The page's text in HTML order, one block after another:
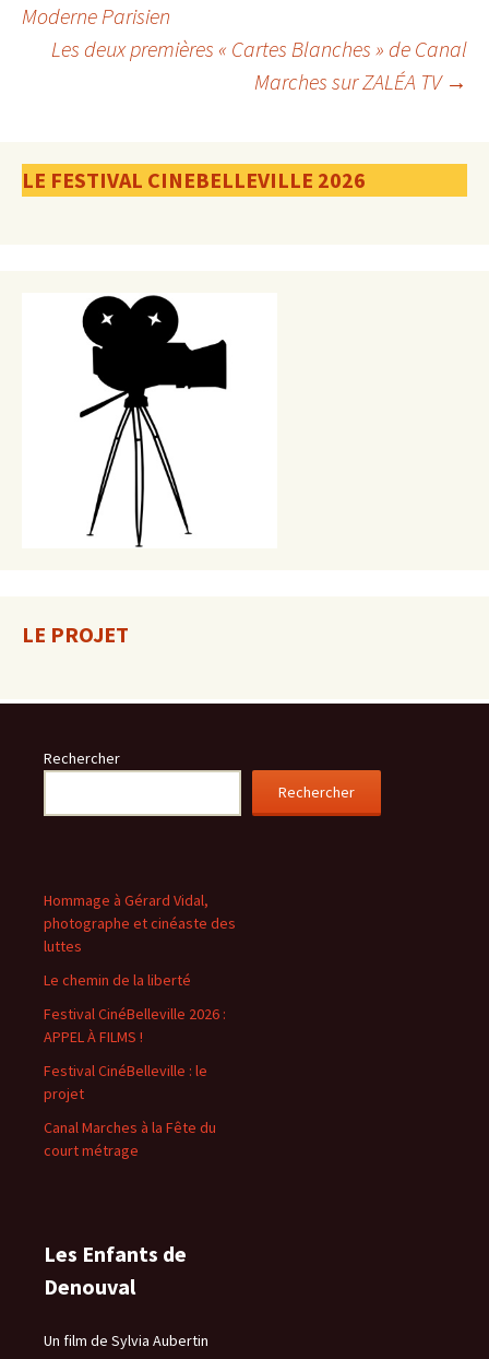
des
Moderne Parisien
Les deux premières « Cartes Blanches » de Canal
Marches sur ZALÉA TV →
LE FESTIVAL CINEBELLEVILLE 2026
LE PROJET
Rechercher
Rechercher
Hommage à Gérard Vidal,
photographe et cinéaste des
luttes
Le chemin de la liberté
Festival CinéBelleville 2026 :
APPEL À FILMS !
Festival CinéBelleville : le
projet
Canal Marches à la Fête du
court métrage
Les Enfants de
Denouval
Un film de Sylvia Aubertin